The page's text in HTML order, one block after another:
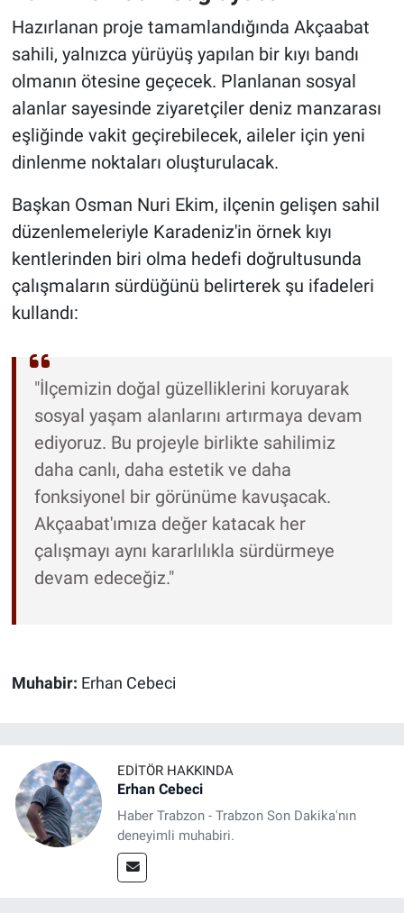
Hazırlanan proje tamamlandığında Akçaabat
sahili, yalnızca yürüyüş yapılan bir kıyı bandı
olmanın ötesine geçecek. Planlanan sosyal
alanlar sayesinde ziyaretçiler deniz manzarası
eşliğinde vakit geçirebilecek, aileler için yeni
dinlenme noktaları oluşturulacak.
Başkan Osman Nuri Ekim, ilçenin gelişen sahil
düzenlemeleriyle Karadeniz'in örnek kıyı
kentlerinden biri olma hedefi doğrultusunda
çalışmaların sürdüğünü belirterek şu ifadeleri
kullandı:
"İlçemizin doğal güzelliklerini koruyarak
sosyal yaşam alanlarını artırmaya devam
ediyoruz. Bu projeyle birlikte sahilimiz
daha canlı, daha estetik ve daha
fonksiyonel bir görünüme kavuşacak.
Akçaabat'ımıza değer katacak her
çalışmayı aynı kararlılıkla sürdürmeye
devam edeceğiz."
Muhabir: Erhan Cebeci
EDITÖR HAKKINDA
Erhan Cebeci
Haber Trabzon - Trabzon Son Dakika'nın
deneyimli muhabiri.